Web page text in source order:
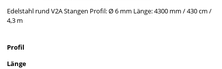
Edelstahl rund V2A Stangen Profil: Ø 6 mm Länge: 4300 mm / 430 cm /
4,3 m
Profil
Länge